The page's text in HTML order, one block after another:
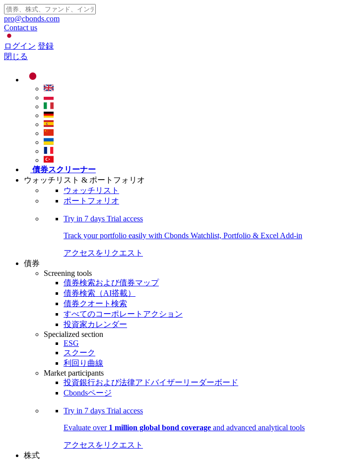
pro@cbonds.com
Contact us
ログイン 登録
閉じる
債券スクリーナー
ウォッチリスト & ポートフォリオ
ウォッチリスト
ポートフォリオ
Try in 7 days Trial access
Track your portfolio easily with Cbonds Watchlist, Portfolio & Excel Add-in
アクセスをリクエスト
債券
Screening tools
債券検索および債券マップ
債券検索（AI搭載）
債券クオート検索
すべてのコーポレートアクション
投資家カレンダー
Specialized section
ESG
スクーク
利回り曲線
Market participants
投資銀行および法律アドバイザーリーダーボード
Cbondsページ
Try in 7 days Trial access
Evaluate over 1 million global bond coverage and advanced analytical tools
アクセスをリクエスト
株式